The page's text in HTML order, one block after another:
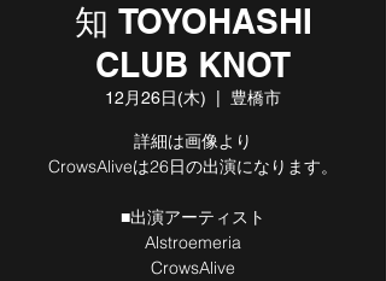
知 TOYOHASHI
CLUB KNOT
12月26日(木) 豊橋市
詳細は画像より
CrowsAliveは26日の出演になります。
■出演アーティスト
Alstroemeria
CrowsAlive